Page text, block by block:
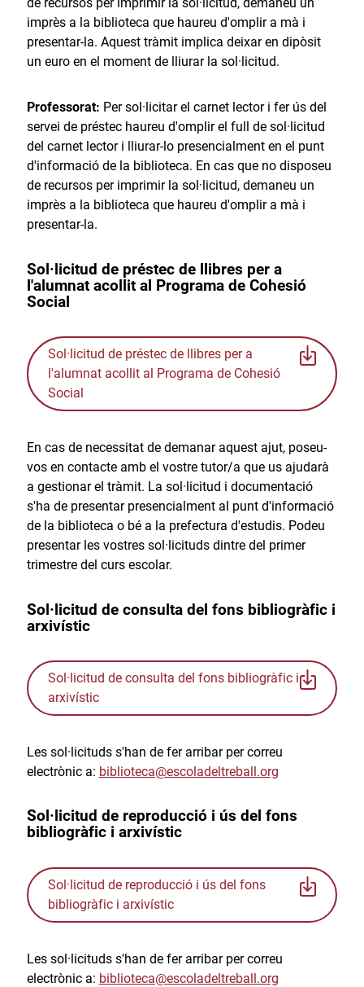
imprès a la biblioteca que haureu d'omplir a mà i
presentar-la. Aquest tràmit implica deixar en dipòsit
un euro en el moment de lliurar la sol·licitud.
Professorat: Per sol·licitar el carnet lector i fer ús del
servei de préstec haureu d'omplir el full de sol·licitud
del carnet lector i lliurar-lo presencialment en el punt
d'informació de la biblioteca. En cas que no disposeu
de recursos per imprimir la sol·licitud, demaneu un
imprès a la biblioteca que haureu d'omplir a mà i
presentar-la.
Sol·licitud de préstec de llibres per a
l'alumnat acollit al Programa de Cohesió
Social
Sol·licitud de préstec de llibres per a
l'alumnat acollit al Programa de Cohesió
Social
En cas de necessitat de demanar aquest ajut, poseu-
vos en contacte amb el vostre tutor/a que us ajudarà
a gestionar el tràmit. La sol·licitud i documentació
s'ha de presentar presencialment al punt d'informació
de la biblioteca o bé a la prefectura d'estudis. Podeu
presentar les vostres sol·licituds dintre del primer
trimestre del curs escolar.
Sol·licitud de consulta del fons bibliogràfic i
arxivístic
Sol·licitud de consulta del fons bibliogràfic i
arxivístic
Les sol·licituds s'han de fer arribar per correu
electrònic a: biblioteca@escoladeltreball.org
Sol·licitud de reproducció i ús del fons
bibliogràfic i arxivístic
Sol·licitud de reproducció i ús del fons
bibliogràfic i arxivístic
Les sol·licituds s'han de fer arribar per correu
electrònic a: biblioteca@escoladeltreball.org